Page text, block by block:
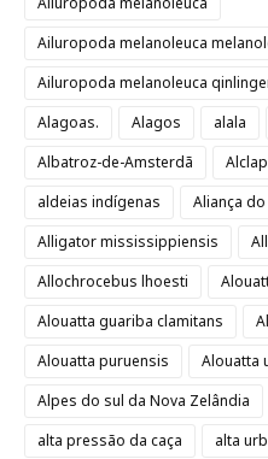
Ailuropoda melanoleuca
Ailuropoda melanoleuca
Alagoas.
Alagos alala
Albatroz-de-Amsterdã
aldeias indígenas
Aliança
Alligator mississippiensis
Allochrocebus lhoesti
Alouatta guariba clamitans
Alouatta puruensis
Alouatta
Alpes do sul da Nova Zelândia
alta pressão da caça
alta